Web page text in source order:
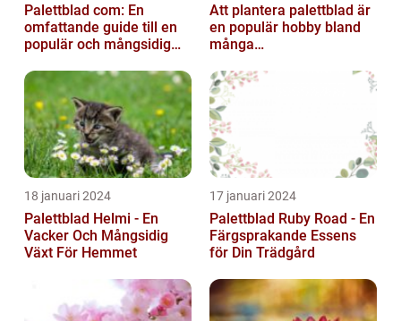
Palettblad com: En
omfattande guide till en
populär och mångsidig
Att plantera palettblad är
en populär hobby bland
många
kan bidra till att ...
18 januari 2024
Palettblad Helmi - En
Vacker Och Mångsidig
Växt För Hemmet
17 januari 2024
Palettblad Ruby Road - En
Färgsprakande Essens
för Din Trädgård